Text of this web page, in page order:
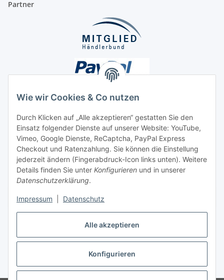
Alle akzeptieren
Konfigurieren
Wie wir Cookies & Co nutzen
Durch Klicken auf „Alle akzeptieren“ gestatten Sie den
Einsatz folgender Dienste auf unserer Website: YouTube,
Vimeo, Google Dienste, ReCaptcha, PayPal Express
Checkout und Ratenzahlung. Sie können die Einstellung
jederzeit ändern (Fingerabdruck-Icon links unten). Weitere
Details finden Sie unter Konfigurieren und in unserer
Datenschutzerklärung.
Impressum Datenschutz
Partner
Unsere Seiten
Social Media
Vertrag widerrufen
* Alle Preise inkl. gesetzlicher USt., ** siehe Lieferbedingungen, zzgl.
Versand